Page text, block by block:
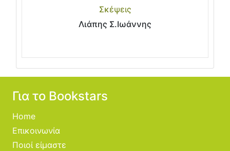
Σκέψεις
Λιάπης Σ.Ιωάννης
Για το Bookstars
Home
Επικοινωνία
Ποιοί είμαστε